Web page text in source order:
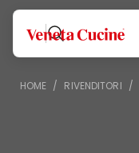
Veneta Cucine
HOME / RIVENDITORI /